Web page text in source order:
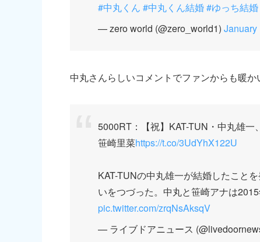
#中丸くん #中丸くん結婚#ゆっち結婚
— zero world (@zero_world1) January
中丸さんらしいコメントでファンからも暖か
5000RT：【祝】KAT-TUN・中丸雄一
笹崎里菜https://t.co/3UdYhX122U
KAT-TUNの中丸雄一が結婚したこと
いをつづった。中丸と笹崎アナは
pic.twitter.com/zrqNsAksqV
— ライブドアニュース